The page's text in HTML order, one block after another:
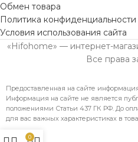
Обмен товара
Политика конфиденциальности
Условия использования сайта
«Hifohome» — интернет-
Все права
Предоставленная на сайте
Информация на сайте не является
положениями Статьи 437 ГК РФ. До
для вас важных характеристиках в
0